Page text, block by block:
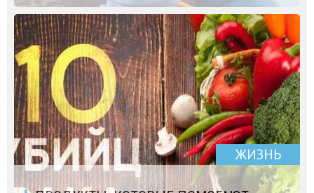
ЖИЗНЬ